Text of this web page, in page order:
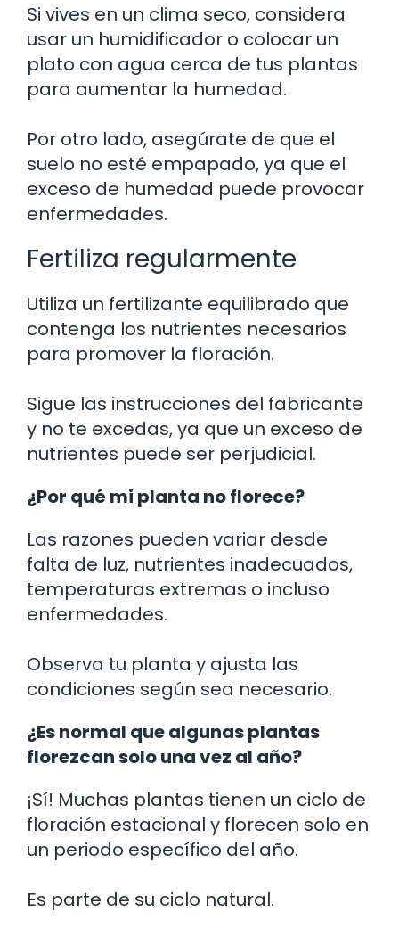
Si vives en un clima seco, considera
usar un humidificador o colocar un
plato con agua cerca de tus plantas
para aumentar la humedad.
Por otro lado, asegúrate de que el
suelo no esté empapado, ya que el
exceso de humedad puede provocar
enfermedades.
Fertiliza regularmente
Utiliza un fertilizante equilibrado que
contenga los nutrientes necesarios
para promover la floración.
Sigue las instrucciones del fabricante
y no te excedas, ya que un exceso de
nutrientes puede ser perjudicial.
¿Por qué mi planta no florece?
Las razones pueden variar desde
falta de luz, nutrientes inadecuados,
temperaturas extremas o incluso
enfermedades.
Observa tu planta y ajusta las
condiciones según sea necesario.
¿Es normal que algunas plantas
florezcan solo una vez al año?
¡Sí! Muchas plantas tienen un ciclo de
floración estacional y florecen solo en
un periodo específico del año.
Es parte de su ciclo natural.